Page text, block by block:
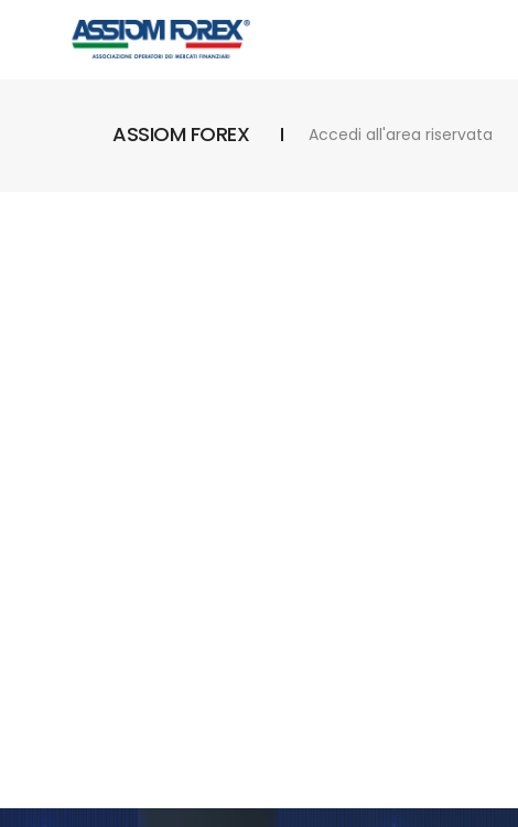
ASSIOM FOREX Accedi all'area riservata